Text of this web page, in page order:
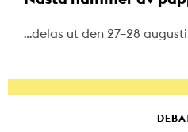
…delas ut den 27–28